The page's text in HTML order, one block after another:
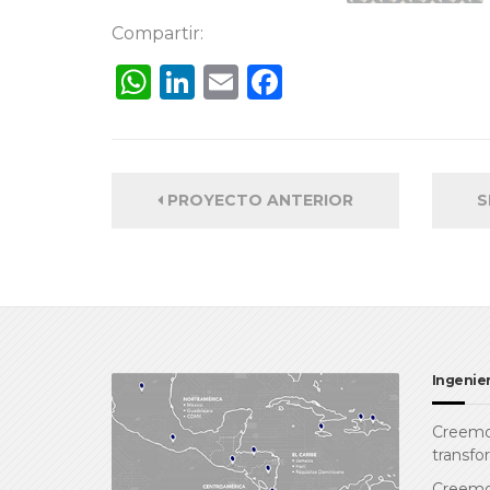
Compartir:
WhatsApp
LinkedIn
Email
PROYECTO ANTERIOR